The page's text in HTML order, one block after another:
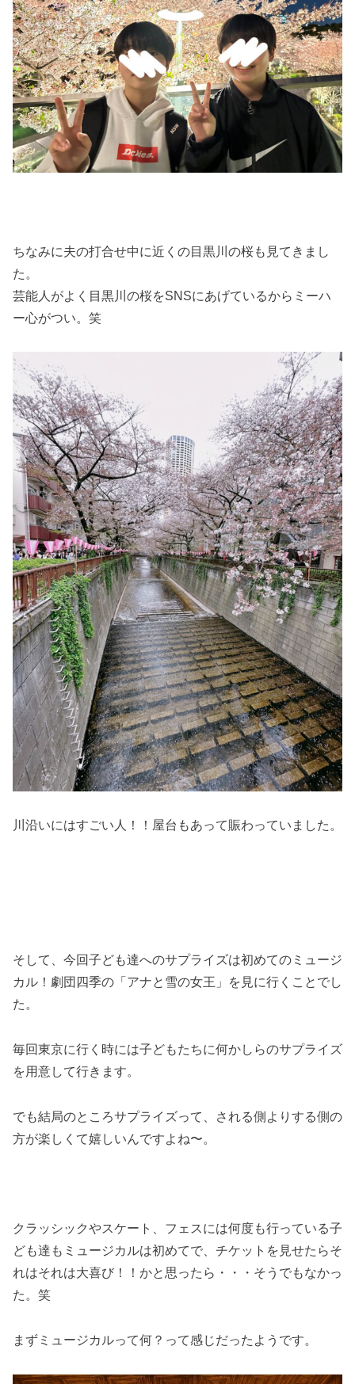
ちなみに夫の打合せ中に近くの目黒川の桜も見てきまし
た。
芸能人がよく目黒川の桜をSNSにあげているからミーハ
ー心がつい。笑
川沿いにはすごい人！！屋台もあって賑わっていました。
そして、今回子ども達へのサプライズは初めてのミュージ
カル！劇団四季の「アナと雪の女王」を見に行くことでし
た。
毎回東京に行く時には子どもたちに何かしらのサプライズ
を用意して行きます。
でも結局のところサプライズって、される側よりする側の
方が楽しくて嬉しいんですよね〜。
クラッシックやスケート、フェスには何度も行っている子
ども達もミュージカルは初めてで、チケットを見せたらそ
れはそれは大喜び！！かと思ったら・・・そうでもなかっ
た。笑
まずミュージカルって何？って感じだったようです。